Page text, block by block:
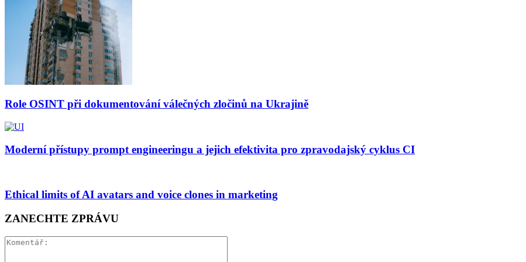
Role OSINT při dokumentování válečných zločinů na Ukrajině
Moderní přístupy prompt engineeringu a jejich efektivita pro zpravodajský cyklus CI
Ethical limits of AI avatars and voice clones in marketing
ZANECHTE ZPRÁVU